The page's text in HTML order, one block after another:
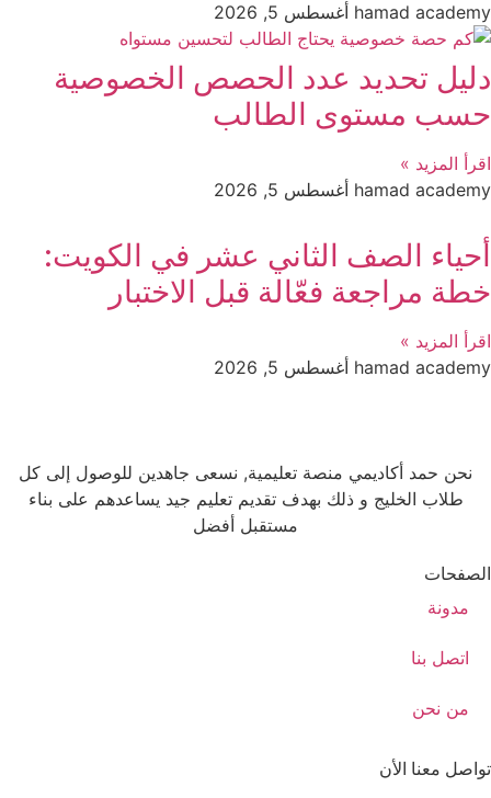
hamad academy أغسطس 5, 2026
دليل تحديد عدد الحصص الخصوصية
حسب مستوى الطالب
اقرأ المزيد »
hamad academy أغسطس 5, 2026
أحياء الصف الثاني عشر في الكويت:
خطة مراجعة فعّالة قبل الاختبار
اقرأ المزيد »
hamad academy أغسطس 5, 2026
نحن حمد أكاديمي منصة تعليمية, نسعى جاهدين للوصول إلى كل
طلاب الخليج و ذلك بهدف تقديم تعليم جيد يساعدهم على بناء
مستقبل أفضل
الصفحات
مدونة
اتصل بنا
من نحن
تواصل معنا الأن